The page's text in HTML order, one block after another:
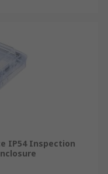
IP54 Inspection